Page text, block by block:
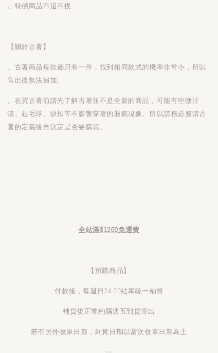
。特價商品不退不換
【關於古著】
。古著商品每款都只有一件，找到相同款式的機率非常小，所以
售出後無法追加。
。在買古著前請先了解古著並不是全新的商品，可能有些微汙
漬、起毛球、缺扣等不影響穿著的瑕疵現象。所以請務必釐清古
著的定義後再決定是否要購買。
全站滿$1200免運費
【預購商品】
付款後，每週日24:00結單統一補貨
補貨後正常約隔週五到貨寄出
若有另外收單日期，到貨日期以當次收單日期為主